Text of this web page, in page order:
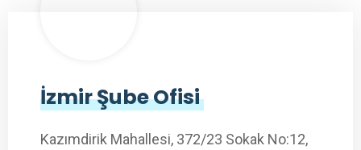
İzmir Şube Ofisi
Kazımdirik Mahallesi, 372/23 Sokak No:12,